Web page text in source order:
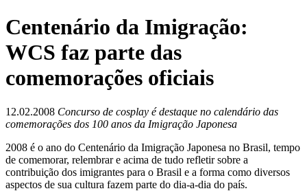
Centenário da Imigração:
WCS faz parte das
comemorações oficiais
12.02.2008 Concurso de cosplay é destaque no calendário das
comemorações dos 100 anos da Imigração Japonesa
2008 é o ano do Centenário da Imigração Japonesa no Brasil, tempo
de comemorar, relembrar e acima de tudo refletir sobre a
contribuição dos imigrantes para o Brasil e a forma como diversos
aspectos de sua cultura fazem parte do dia-a-dia do país.